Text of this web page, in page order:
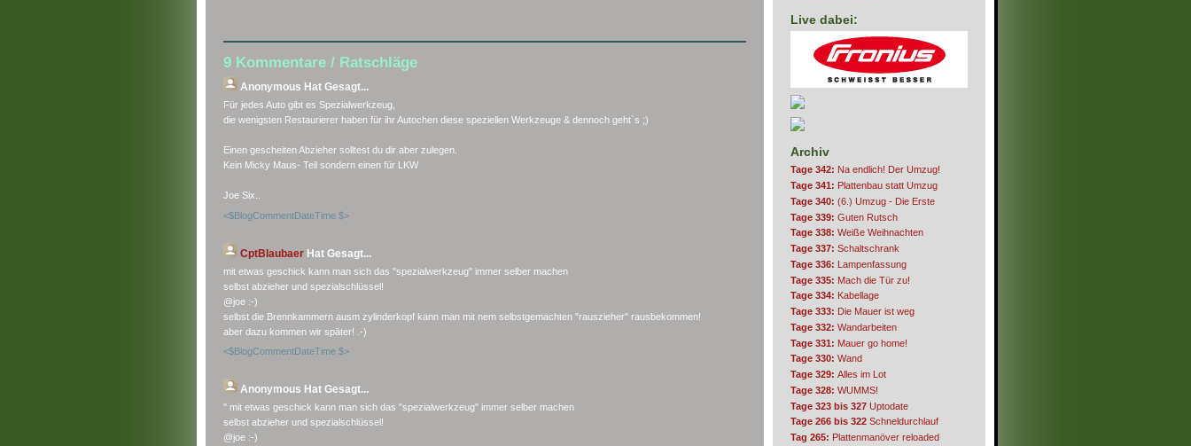
9 Kommentare / Ratschläge
Anonymous Hat Gesagt...
Für jedes Auto gibt es Spezialwerkzeug,
die wenigsten Restaurierer haben für ihr Autochen diese speziellen Werkzeuge & dennoch geht`s ;)
Einen gescheiten Abzieher solltest du dir aber zulegen.
Kein Micky Maus- Teil sondern einen für LKW
Joe Six..
<$BlogCommentDateTime $>
CptBlaubaer Hat Gesagt...
mit etwas geschick kann man sich das "spezialwerkzeug" immer selber machen
selbst abzieher und spezialschlüssel!
@joe :-)
selbst die Brennkammern ausm zylinderkopf kann man mit nem selbstgemachten "rauszieher" rausbekommen!
aber dazu kommen wir später! .-)
<$BlogCommentDateTime $>
Anonymous Hat Gesagt...
" mit etwas geschick kann man sich das "spezialwerkzeug" immer selber machen
selbst abzieher und spezialschlüssel!
@joe :-)
Live dabei:
Archiv
Tage 342: Na endlich! Der Umzug!
Tage 341: Plattenbau statt Umzug
Tage 340: (6.) Umzug - Die Erste
Tage 339: Guten Rutsch
Tage 338: Weiße Weihnachten
Tage 337: Schaltschrank
Tage 336: Lampenfassung
Tage 335: Mach die Tür zu!
Tage 334: Kabellage
Tage 333: Die Mauer ist weg
Tage 332: Wandarbeiten
Tage 331: Mauer go home!
Tage 330: Wand
Tage 329: Alles im Lot
Tage 328: WUMMS!
Tage 323 bis 327 Uptodate
Tage 266 bis 322 Schneldurchlauf
Tag 265: Plattenmanöver reloaded